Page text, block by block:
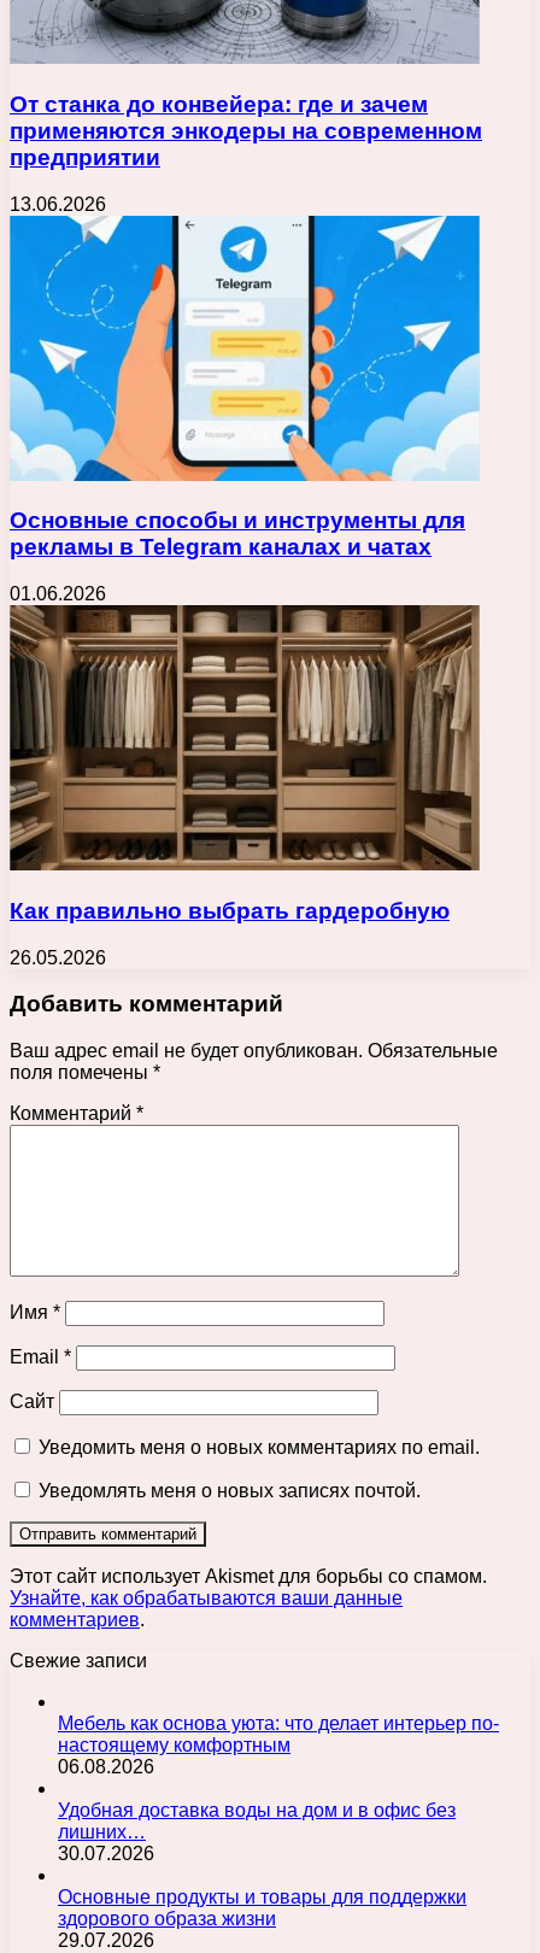
От станка до конвейера: где и зачем
применяются энкодеры на современном
предприятии
13.06.2026
Основные способы и инструменты для
рекламы в Telegram каналах и чатах
01.06.2026
Как правильно выбрать гардеробную
26.05.2026
Добавить комментарий
Ваш адрес email не будет опубликован. Обязательные
поля помечены *
Комментарий *
Имя *
Email *
Сайт
Уведомить меня о новых комментариях по email.
Уведомлять меня о новых записях почтой.
Этот сайт использует Akismet для борьбы со спамом.
Узнайте, как обрабатываются ваши данные
комментариев.
Свежие записи
Мебель как основа уюта: что делает интерьер по-
настоящему комфортным
06.08.2026
Удобная доставка воды на дом и в офис без
лишних…
30.07.2026
Основные продукты и товары для поддержки
здорового образа жизни
29.07.2026